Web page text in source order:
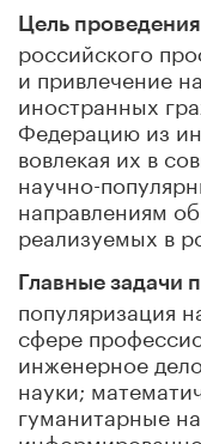
Цель
российского
и привлечение
иностранных
Федерацию из
вовлекая их в
научно-
направлениям
реализуемых в
Главные задачи
популяризация
сфере
инженерное
науки;
гуманитарные